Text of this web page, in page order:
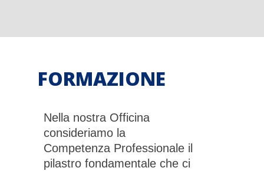
FORMAZIONE
Nella nostra Officina
consideriamo la
Competenza Professionale il
pilastro fondamentale che ci